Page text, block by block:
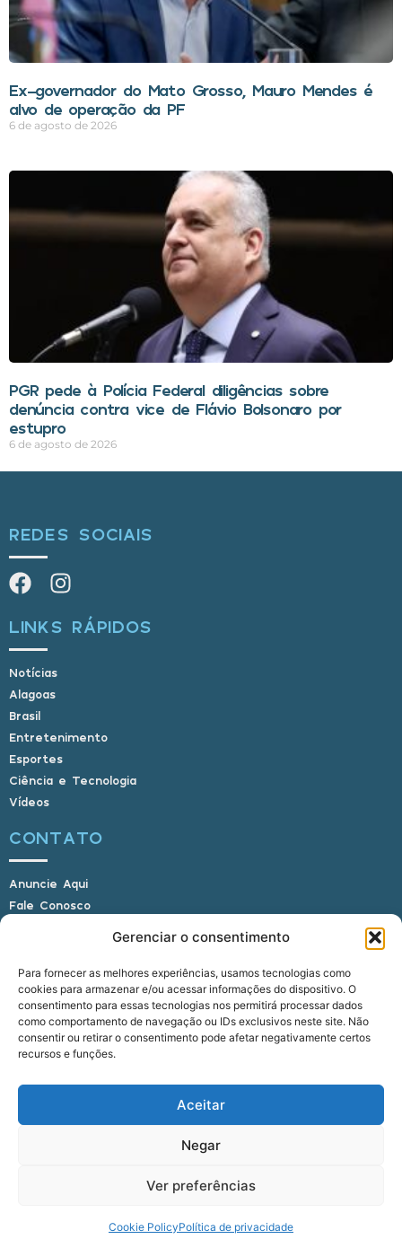
Gerenciar o consentimento
Para fornecer as melhores experiências, usamos tecnologias como
cookies para armazenar e/ou acessar informações do dispositivo. O
consentimento para essas tecnologias nos permitirá processar dados
como comportamento de navegação ou IDs exclusivos neste site. Não
consentir ou retirar o consentimento pode afetar negativamente certos
recursos e funções.
Aceitar
Negar
Ver preferências
Cookie PolicyPolítica de privacidade
Ex-governador do Mato Grosso, Mauro Mendes é
alvo de operação da PF
6 de agosto de 2026
PGR pede à Polícia Federal diligências sobre
denúncia contra vice de Flávio Bolsonaro por
estupro
6 de agosto de 2026
REDES SOCIAIS
LINKS RÁPIDOS
Notícias
Alagoas
Brasil
Entretenimento
Esportes
Ciência e Tecnologia
Vídeos
CONTATO
Anuncie Aqui
Fale Conosco
E-mail: alagoasbrasilnoticias@gmail.com
Telefone: (82) 9 9691-0391 (Whatsapp)
Responsável Técnico: Crysthyan Carlos
Rua do Sau - Centro - Anadia - AL - CEP:
© 2022 - 2026 Alagoas Brasil Notícias. Todos os
direitos reservados.
fiveagência